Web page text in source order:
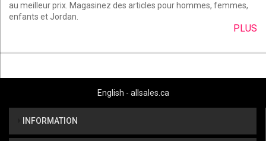
au meilleur prix. Magasinez des articles pour hommes, femmes,
enfants et Jordan.
PLUS
English - allsales.ca
INFORMATION